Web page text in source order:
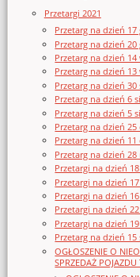
Przetargi 2021
Przetarg na dzień
Przetarg na dzień
Przetarg na dzień 14
Przetarg na dzień
Przetarg na dzień
Przetarg na dzień 6
Przetarg na dzień 5
Przetarg na dzień 25
Przetarg na dzień 11
Przetarg na dzień 28
Przetargi na dzień
Przetargi na dzień
Przetargi na dzień
Przetargi na dzień
Przetargi na dzień
Przetarg na dzień
OGŁOSZENIE O
SPRZEDAŻ